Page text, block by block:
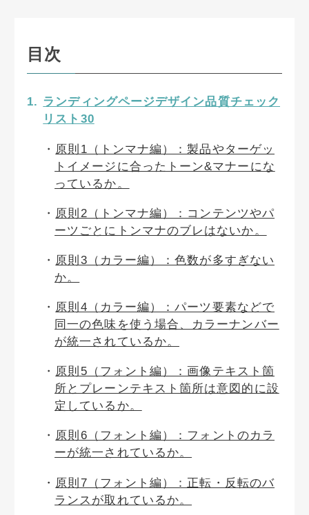
目次
ランディングページデザイン品質チェック
リスト30
原則1（トンマナ編）：製品やターゲッ
トイメージに合ったトーン&マナーにな
っているか。
原則2（トンマナ編）：コンテンツやパ
ーツごとにトンマナのブレはないか。
原則3（カラー編）：色数が多すぎない
か。
原則4（カラー編）：パーツ要素などで
同一の色味を使う場合、カラーナンバー
が統一されているか。
原則5（フォント編）：画像テキスト箇
所とプレーンテキスト箇所は意図的に設
定しているか。
原則6（フォント編）：フォントのカラ
ーが統一されているか。
原則7（フォント編）：正転・反転のバ
ランスが取れているか。